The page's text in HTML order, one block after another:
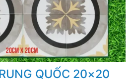
QUỐC 20×20